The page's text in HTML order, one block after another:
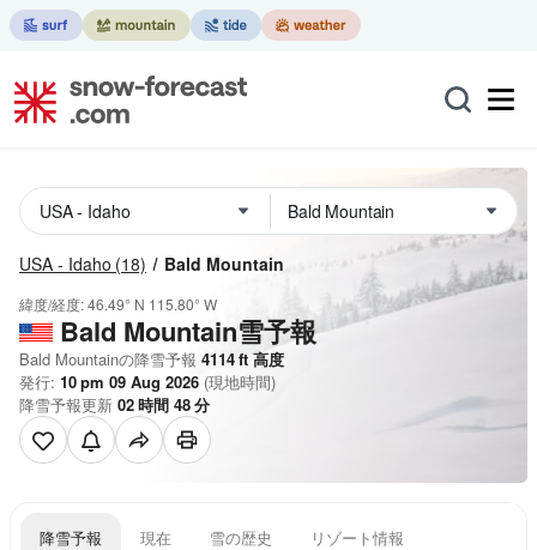
USA - Idaho (18) Bald Mountain
緯度/経度:46.49° N 115.80° W
Bald Mountain雪予報
Bald Mountainの降雪予報 4114ft 高度
発行: 10 pm 09 Aug 2026 (現地時間)
降雪予報更新 02時間 48分
降雪予報 現在 雪の歴史 リゾート情報